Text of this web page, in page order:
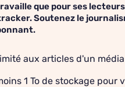
que pour ses
Soutenez le
aux articles d'un
1 To de stockage pour